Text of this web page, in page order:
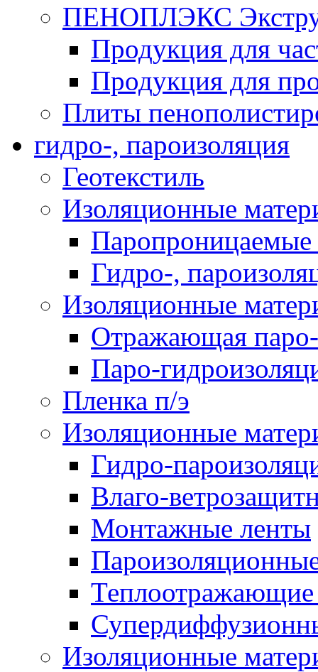
ПЕНОПЛЭКС
Продукция для
Продукция для
Плиты
гидро-, пароизоляция
Геотекстиль
Изоляционные
Гидро-,
Изоляционные
Отражающая
Паро-
Пленка п/э
Изоляционные
Гидро-
Влаго-
Монтажные ленты
Теплоотражающие
Изоляционные